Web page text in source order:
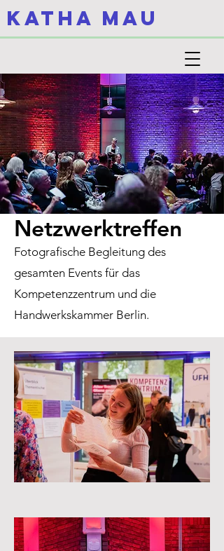
KATHA MAU
Netzwerktreffen
Fotografische Begleitung des
gesamten Events für das
Kompetenzzentrum und die
Handwerkskammer Berlin.